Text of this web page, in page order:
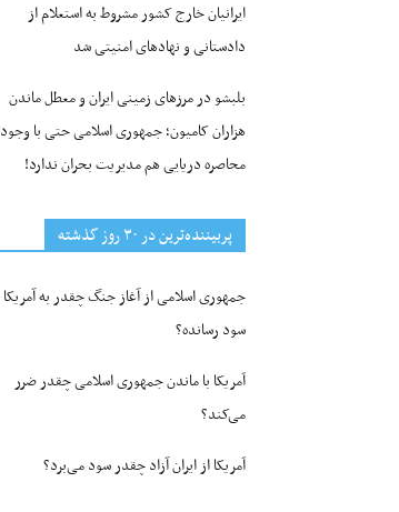
ایرانیان خارج کشور مشروط به استعلام از
دادستانی و نهادهای امنیتی شد
بلبشو در مرزهای زمینی ایران و معطل ماندن
هزاران کامیون؛ جمهوری اسلامی حتی با وجود
محاصره دریایی هم مدیریت بحران ندارد!
پربیننده‌ترین‌ در ۳۰ روز گذشته
جمهوری اسلامی از آغاز جنگ چقدر به آمریکا
سود رسانده؟
آمریکا با ماندن جمهوری اسلامی چقدر ضرر
می‌کند؟
آمریکا از ایران آزاد چقدر سود می‌برد؟